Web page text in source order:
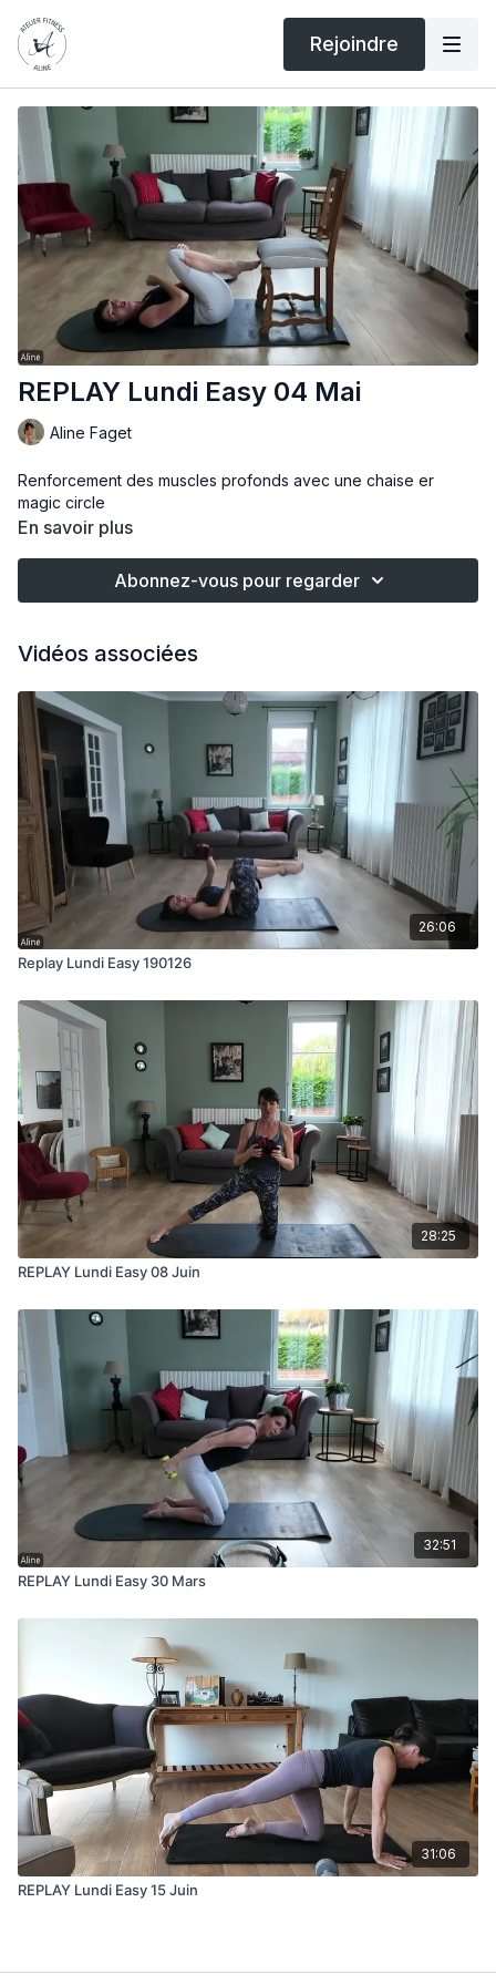
Rejoindre
REPLAY Lundi Easy 04 Mai
Aline Faget
Renforcement des muscles profonds avec une chaise er
magic circle
En savoir plus
Abonnez-vous pour regarder
Vidéos associées
26:06
Replay Lundi Easy 190126
28:25
REPLAY Lundi Easy 08 Juin
32:51
REPLAY Lundi Easy 30 Mars
31:06
REPLAY Lundi Easy 15 Juin